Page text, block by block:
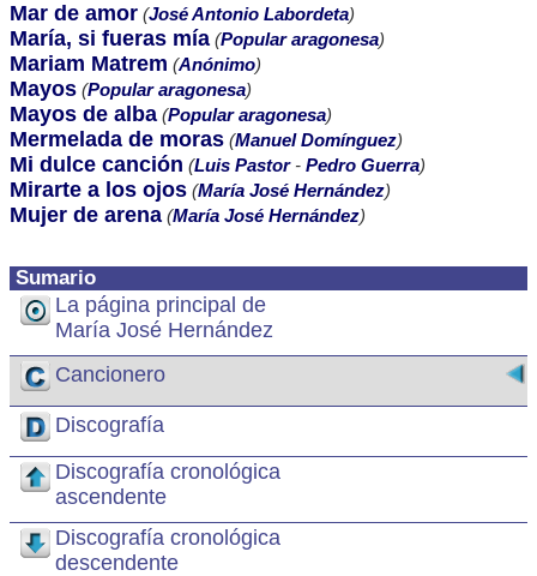
Sumario
La página principal de
María José Hernández
Cancionero
Discografía
Discografía cronológica
ascendente
Discografía cronológica
descendente
Mar de amor (José Antonio Labordeta)
María, si fueras mía (Popular aragonesa)
Mariam Matrem (Anónimo)
Mayos (Popular aragonesa)
Mayos de alba (Popular aragonesa)
Mermelada de moras (Manuel Domínguez)
Mi dulce canción (Luis Pastor- Pedro Guerra)
Mirarte a los ojos (María José Hernández)
Mujer de arena (María José Hernández)